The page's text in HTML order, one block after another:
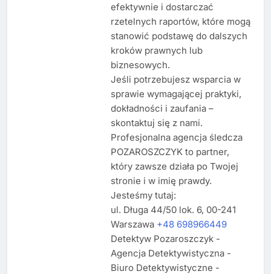
efektywnie i dostarczać
rzetelnych raportów, które mogą
stanowić podstawę do dalszych
kroków prawnych lub
biznesowych.
Jeśli potrzebujesz wsparcia w
sprawie wymagającej praktyki,
dokładności i zaufania –
skontaktuj się z nami.
Profesjonalna agencja śledcza
POZAROSZCZYK to partner,
który zawsze działa po Twojej
stronie i w imię prawdy.
Jesteśmy tutaj:
ul. Długa 44/50 lok. 6, 00-241
Warszawa +48 698966449
Detektyw Pozaroszczyk -
Agencja Detektywistyczna -
Biuro Detektywistyczne -